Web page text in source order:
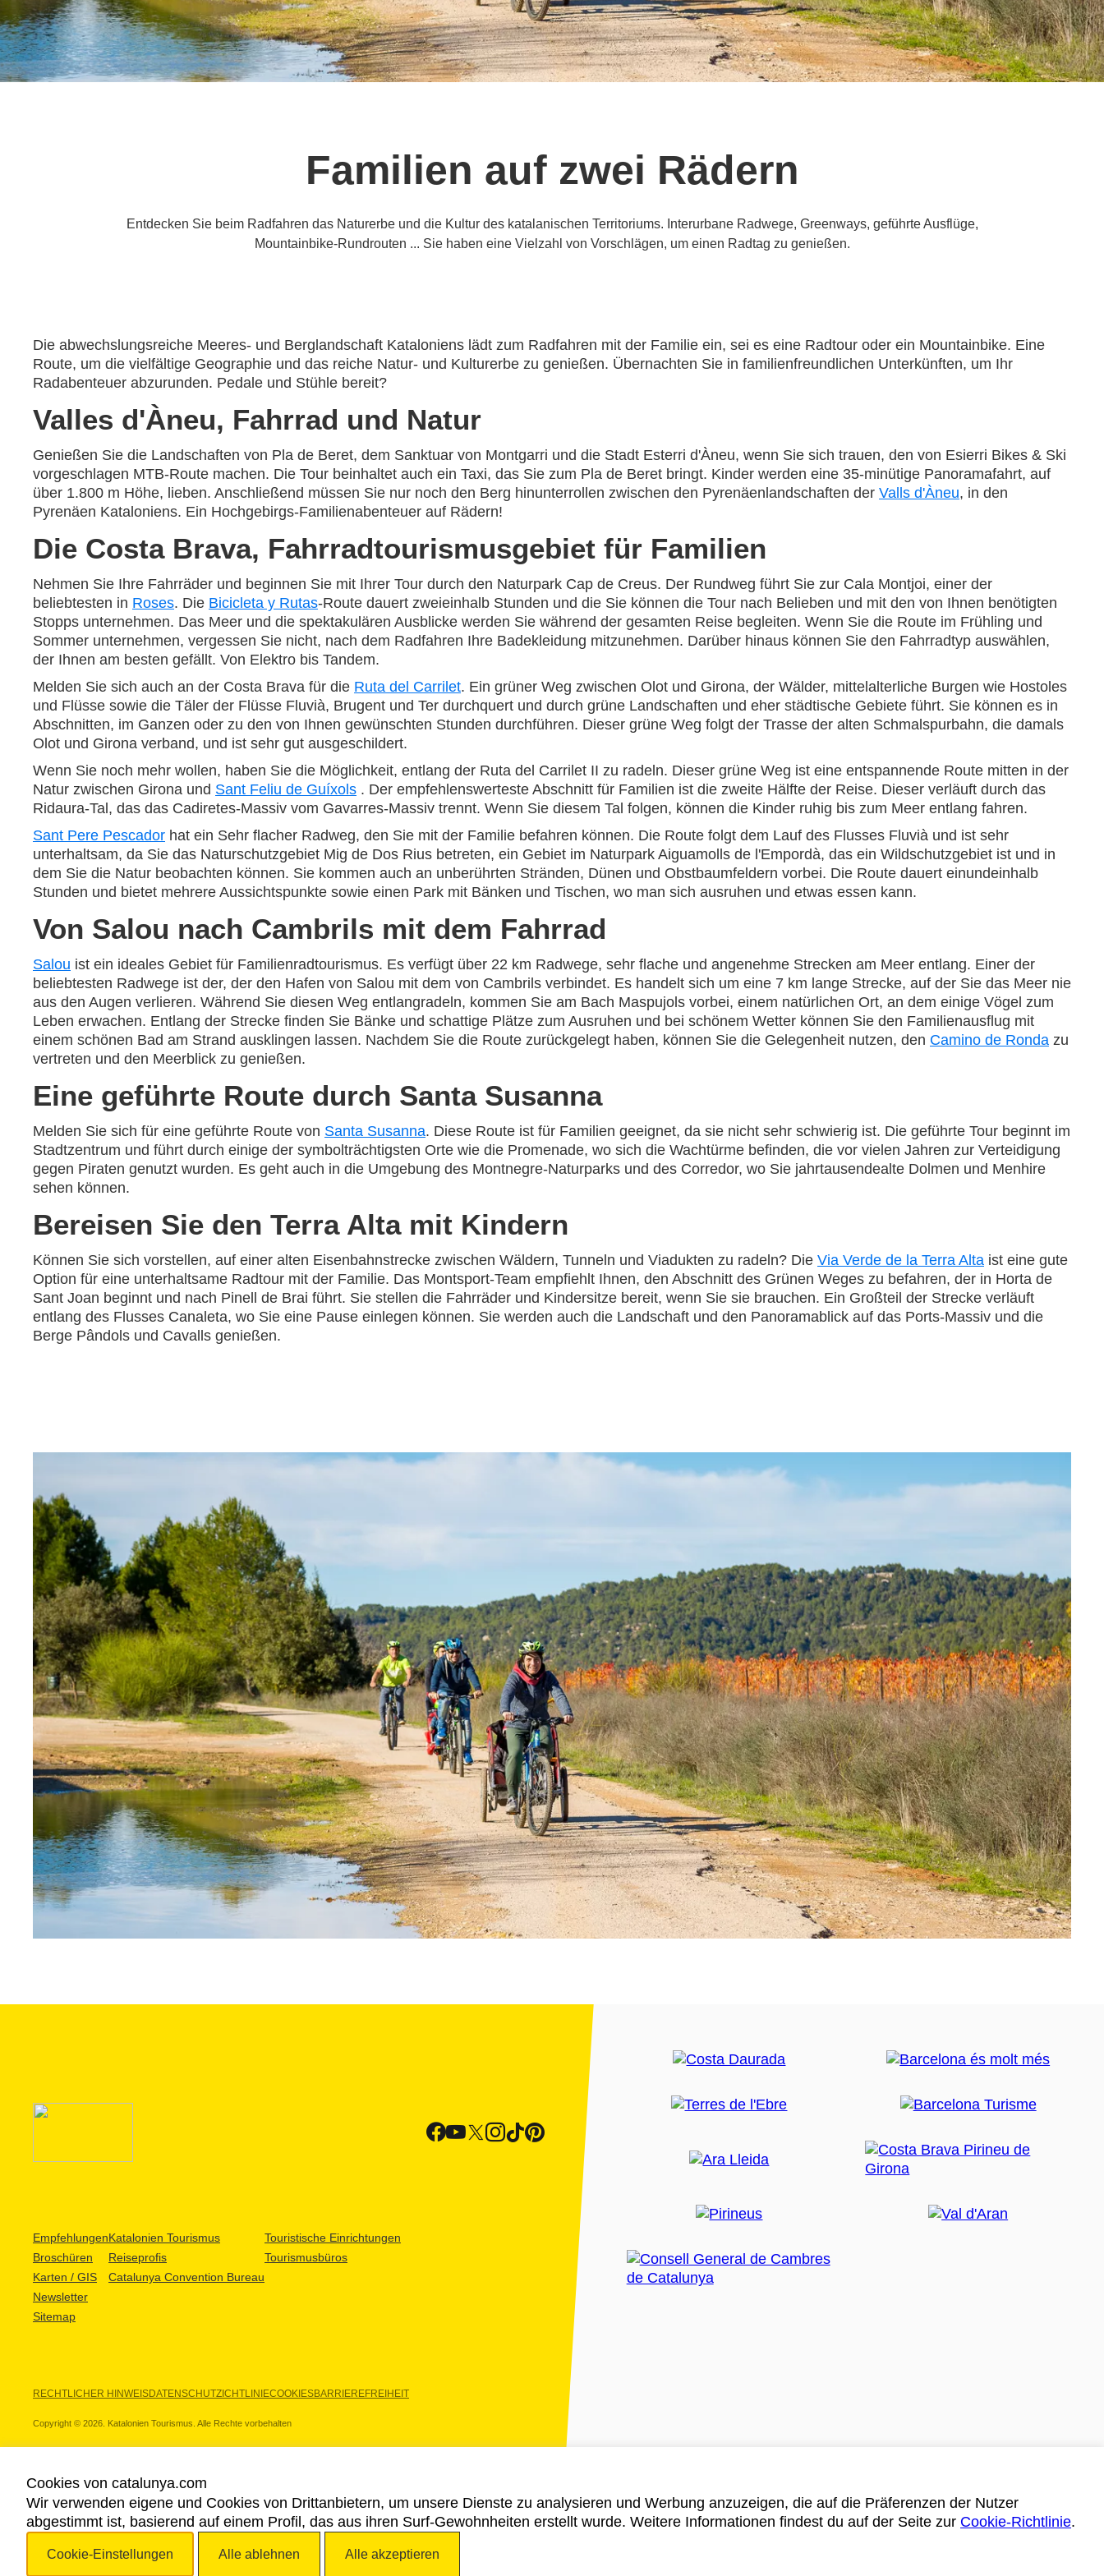
Familien auf zwei Rädern
Entdecken Sie beim Radfahren das Naturerbe und die Kultur des katalanischen Territoriums. Interurbane Radwege, Greenways, geführte Ausflüge,
Mountainbike-Rundrouten ... Sie haben eine Vielzahl von Vorschlägen, um einen Radtag zu genießen.
Die abwechslungsreiche Meeres- und Berglandschaft Kataloniens lädt zum Radfahren mit der Familie ein, sei es eine Radtour oder ein Mountainbike. Eine
Route, um die vielfältige Geographie und das reiche Natur- und Kulturerbe zu genießen. Übernachten Sie in familienfreundlichen Unterkünften, um Ihr
Radabenteuer abzurunden. Pedale und Stühle bereit?
Valles d'Àneu, Fahrrad und Natur
Genießen Sie die Landschaften von Pla de Beret, dem Sanktuar von Montgarri und die Stadt Esterri d'Àneu, wenn Sie sich trauen, den von Esierri Bikes & Ski
vorgeschlagen MTB-Route machen. Die Tour beinhaltet auch ein Taxi, das Sie zum Pla de Beret bringt. Kinder werden eine 35-minütige Panoramafahrt, auf
über 1.800 m Höhe, lieben. Anschließend müssen Sie nur noch den Berg hinunterrollen zwischen den Pyrenäenlandschaften der Valls d'Àneu, in den
Pyrenäen Kataloniens. Ein Hochgebirgs-Familienabenteuer auf Rädern!
Die Costa Brava, Fahrradtourismusgebiet für Familien
Nehmen Sie Ihre Fahrräder und beginnen Sie mit Ihrer Tour durch den Naturpark Cap de Creus. Der Rundweg führt Sie zur Cala Montjoi, einer der
beliebtesten in Roses. Die Bicicleta y Rutas-Route dauert zweieinhalb Stunden und die Sie können die Tour nach Belieben und mit den von Ihnen benötigten
Stopps unternehmen. Das Meer und die spektakulären Ausblicke werden Sie während der gesamten Reise begleiten. Wenn Sie die Route im Frühling und
Sommer unternehmen, vergessen Sie nicht, nach dem Radfahren Ihre Badekleidung mitzunehmen. Darüber hinaus können Sie den Fahrradtyp auswählen,
der Ihnen am besten gefällt. Von Elektro bis Tandem.
Melden Sie sich auch an der Costa Brava für die Ruta del Carrilet. Ein grüner Weg zwischen Olot und Girona, der Wälder, mittelalterliche Burgen wie Hostoles
und Flüsse sowie die Täler der Flüsse Fluvià, Brugent und Ter durchquert und durch grüne Landschaften und eher städtische Gebiete führt. Sie können es in
Abschnitten, im Ganzen oder zu den von Ihnen gewünschten Stunden durchführen. Dieser grüne Weg folgt der Trasse der alten Schmalspurbahn, die damals
Olot und Girona verband, und ist sehr gut ausgeschildert.
Wenn Sie noch mehr wollen, haben Sie die Möglichkeit, entlang der Ruta del Carrilet II zu radeln. Dieser grüne Weg ist eine entspannende Route mitten in der
Natur zwischen Girona und Sant Feliu de Guíxols . Der empfehlenswerteste Abschnitt für Familien ist die zweite Hälfte der Reise. Dieser verläuft durch das
Ridaura-Tal, das das Cadiretes-Massiv vom Gavarres-Massiv trennt. Wenn Sie diesem Tal folgen, können die Kinder ruhig bis zum Meer entlang fahren.
Sant Pere Pescador hat ein Sehr flacher Radweg, den Sie mit der Familie befahren können. Die Route folgt dem Lauf des Flusses Fluvià und ist sehr
unterhaltsam, da Sie das Naturschutzgebiet Mig de Dos Rius betreten, ein Gebiet im Naturpark Aiguamolls de l'Empordà, das ein Wildschutzgebiet ist und in
dem Sie die Natur beobachten können. Sie kommen auch an unberührten Stränden, Dünen und Obstbaumfeldern vorbei. Die Route dauert einundeinhalb
Stunden und bietet mehrere Aussichtspunkte sowie einen Park mit Bänken und Tischen, wo man sich ausruhen und etwas essen kann.
Von Salou nach Cambrils mit dem Fahrrad
Salou ist ein ideales Gebiet für Familienradtourismus. Es verfügt über 22 km Radwege, sehr flache und angenehme Strecken am Meer entlang. Einer der
beliebtesten Radwege ist der, der den Hafen von Salou mit dem von Cambrils verbindet. Es handelt sich um eine 7 km lange Strecke, auf der Sie das Meer nie
aus den Augen verlieren. Während Sie diesen Weg entlangradeln, kommen Sie am Bach Maspujols vorbei, einem natürlichen Ort, an dem einige Vögel zum
Leben erwachen. Entlang der Strecke finden Sie Bänke und schattige Plätze zum Ausruhen und bei schönem Wetter können Sie den Familienausflug mit
einem schönen Bad am Strand ausklingen lassen. Nachdem Sie die Route zurückgelegt haben, können Sie die Gelegenheit nutzen, den Camino de Ronda zu
vertreten und den Meerblick zu genießen.
Eine geführte Route durch Santa Susanna
Melden Sie sich für eine geführte Route von Santa Susanna. Diese Route ist für Familien geeignet, da sie nicht sehr schwierig ist. Die geführte Tour beginnt im
Stadtzentrum und führt durch einige der symbolträchtigsten Orte wie die Promenade, wo sich die Wachtürme befinden, die vor vielen Jahren zur Verteidigung
gegen Piraten genutzt wurden. Es geht auch in die Umgebung des Montnegre-Naturparks und des Corredor, wo Sie jahrtausendealte Dolmen und Menhire
sehen können.
Bereisen Sie den Terra Alta mit Kindern
Können Sie sich vorstellen, auf einer alten Eisenbahnstrecke zwischen Wäldern, Tunneln und Viadukten zu radeln? Die Via Verde de la Terra Alta ist eine gute
Option für eine unterhaltsame Radtour mit der Familie. Das Montsport-Team empfiehlt Ihnen, den Abschnitt des Grünen Weges zu befahren, der in Horta de
Sant Joan beginnt und nach Pinell de Brai führt. Sie stellen die Fahrräder und Kindersitze bereit, wenn Sie sie brauchen. Ein Großteil der Strecke verläuft
entlang des Flusses Canaleta, wo Sie eine Pause einlegen können. Sie werden auch die Landschaft und den Panoramablick auf das Ports-Massiv und die
Berge Pândols und Cavalls genießen.
Empfehlungen
Broschüren
Karten / GIS
Newsletter
Sitemap
Katalonien Tourismus
Reiseprofis
Catalunya Convention Bureau
Touristische Einrichtungen
Tourismusbüros
RECHTLICHER HINWEISDATENSCHUTZICHTLINIECOOKIESBARRIEREFREIHEIT
Copyright © 2026. Katalonien Tourismus. Alle Rechte vorbehalten
UNSERE PARTNER
Cookies von catalunya.com
Wir verwenden eigene und Cookies von Drittanbietern, um unsere Dienste zu analysieren und Werbung anzuzeigen, die auf die Präferenzen der Nutzer
abgestimmt ist, basierend auf einem Profil, das aus ihren Surf-Gewohnheiten erstellt wurde. Weitere Informationen findest du auf der Seite zur Cookie-Richtlinie.
Cookie-Einstellungen Alle ablehnen Alle akzeptieren